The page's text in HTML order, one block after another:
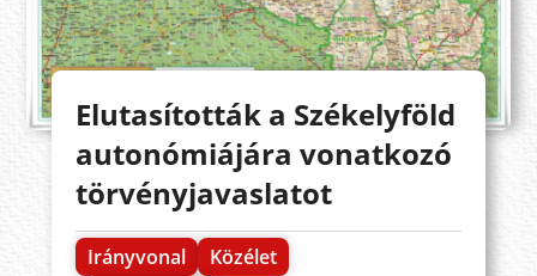
Elutasították a Székelyföld
autonómiájára vonatkozó
törvényjavaslatot
Irányvonal
Közélet